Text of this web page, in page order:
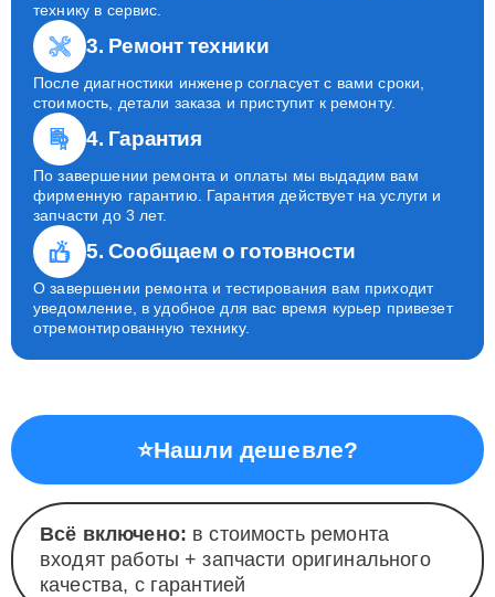
технику в сервис.
3. Ремонт техники
После диагностики инженер согласует с вами сроки,
стоимость, детали заказа и приступит к ремонту.
4. Гарантия
По завершении ремонта и оплаты мы выдадим вам
фирменную гарантию. Гарантия действует на услуги и
запчасти до 3 лет.
5. Сообщаем о готовности
О завершении ремонта и тестирования вам приходит
уведомление, в удобное для вас время курьер привезет
отремонтированную технику.
⭐Нашли дешевле?
Всё включено: в стоимость ремонта
входят работы + запчасти оригинального
качества, с гарантией